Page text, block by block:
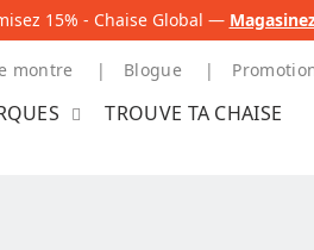
15% - Chaise Global —
montre Blogue
TROUVE TA CHAISE